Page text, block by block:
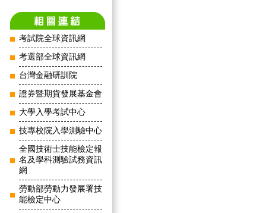
考試院全球資訊網
考選部全球資訊網
台灣金融研訓院
證券暨期貨發展基金會
大學入學考試中心
技專校院入學測驗中心
全國技術士技能檢定報
名及學科測驗試務資訊
網
勞動部勞動力發展署技
能檢定中心